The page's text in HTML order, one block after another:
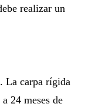
realizar un
La carpa rígida
24 meses de